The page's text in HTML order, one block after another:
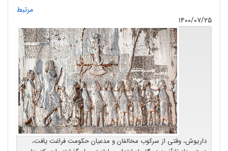
مرتبط
۱۴۰۰/۰۷/۲۵
داریوش، وقتی از سرکوب مخالفان و مدعیان حکومت فراغت یافت،